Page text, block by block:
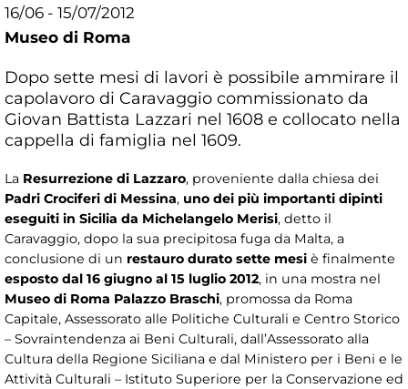
16/06 - 15/07/2012
Museo di Roma
Dopo sette mesi di lavori è possibile ammirare il
capolavoro di Caravaggio commissionato da
Giovan Battista Lazzari nel 1608 e collocato nella
cappella di famiglia nel 1609.
La Resurrezione di Lazzaro, proveniente dalla chiesa dei
Padri Crociferi di Messina, uno dei più importanti dipinti
eseguiti in Sicilia da Michelangelo Merisi, detto il
Caravaggio, dopo la sua precipitosa fuga da Malta, a
conclusione di un restauro durato sette mesi è finalmente
esposto dal 16 giugno al 15 luglio 2012, in una mostra nel
Museo di Roma Palazzo Braschi, promossa da Roma
Capitale, Assessorato alle Politiche Culturali e Centro Storico
– Sovraintendenza ai Beni Culturali, dall’Assessorato alla
Cultura della Regione Siciliana e dal Ministero per i Beni e le
Attività Culturali – Istituto Superiore per la Conservazione ed